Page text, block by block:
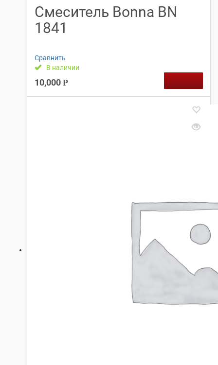
Смеситель Bonna BN
1841
Сравнить
В наличии
10,000 Р